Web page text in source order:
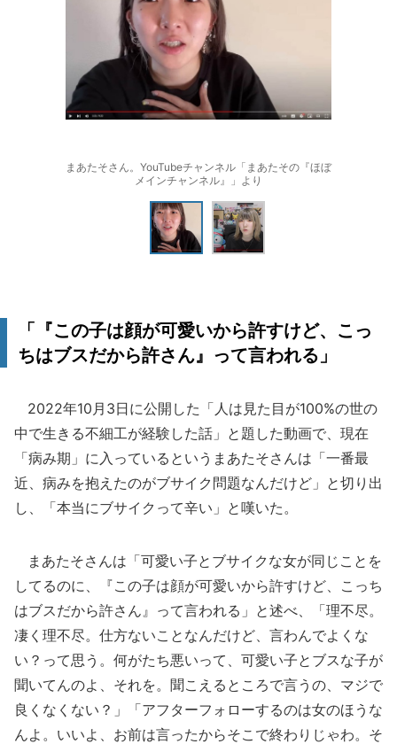
まあたそさん。YouTubeチャンネル「まあたその『ほぼ
メインチャンネル』」より
「『この子は顔が可愛いから許すけど、こっ
ちはブスだから許さん』って言われる」
2022年10月3日に公開した「人は見た目が100%の世の
中で生きる不細工が経験した話」と題した動画で、現在
「病み期」に入っているというまあたそさんは「一番最
近、病みを抱えたのがブサイク問題なんだけど」と切り出
し、「本当にブサイクって辛い」と嘆いた。
まあたそさんは「可愛い子とブサイクな女が同じことを
してるのに、『この子は顔が可愛いから許すけど、こっち
はブスだから許さん』って言われる」と述べ、「理不尽。
凄く理不尽。仕方ないことなんだけど、言わんでよくな
い？って思う。何がたち悪いって、可愛い子とブスな子が
聞いてんのよ、それを。聞こえるところで言うの、マジで
良くなくない？」「アフターフォローするのは女のほうな
んよ。いいよ、お前は言ったからそこで終わりじゃわ。そ